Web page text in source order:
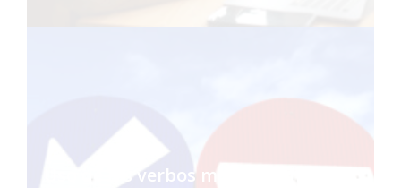
Uso de los verbos modales en inglés